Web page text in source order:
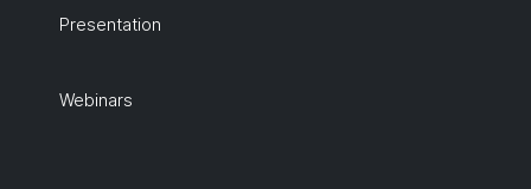
Presentation
Webinars